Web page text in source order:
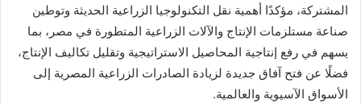
المشتركة، مؤكدًا أهمية نقل التكنولوجيا الزراعية الحديثة وتوطين
صناعة مستلزمات الإنتاج والآلات الزراعية المتطورة في مصر، بما
يسهم في رفع إنتاجية المحاصيل الاستراتيجية وتقليل تكاليف الإنتاج،
فضلًا عن فتح آفاق جديدة لزيادة الصادرات الزراعية المصرية إلى
الأسواق الآسيوية والعالمية.